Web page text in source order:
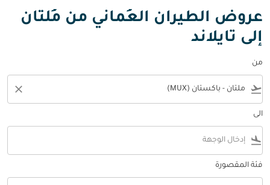
عروض الطيران العُماني من مُلتان
إلى تايلاند
من
flight_takeoff
close
الى
flight_land
فئة المقصورة